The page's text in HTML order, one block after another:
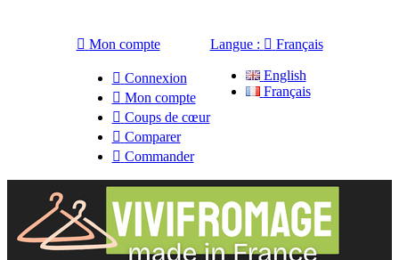
 Mon compte
 Connexion
 Mon compte
 Coups de cœur
 Comparer
 Commander
Langue :  Français
English
Français